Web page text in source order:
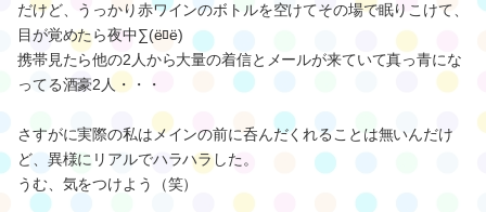
だけど、うっかり赤ワインのボトルを空けてその場で眠りこけて、
目が覚めたら夜中∑(ёﾛё)
携帯見たら他の2人から大量の着信とメールが来ていて真っ青にな
ってる酒豪2人・・・
さすがに実際の私はメインの前に呑んだくれることは無いんだけ
ど、異様にリアルでハラハラした。
うむ、気をつけよう（笑）